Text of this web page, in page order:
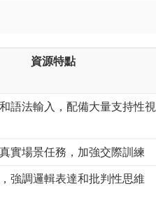
資源特點
語法輸入，配備大量支持性
實場景任務，加強交際訓練
強調邏輯表達和批判性思維